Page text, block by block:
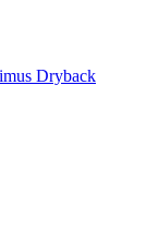
Dryback